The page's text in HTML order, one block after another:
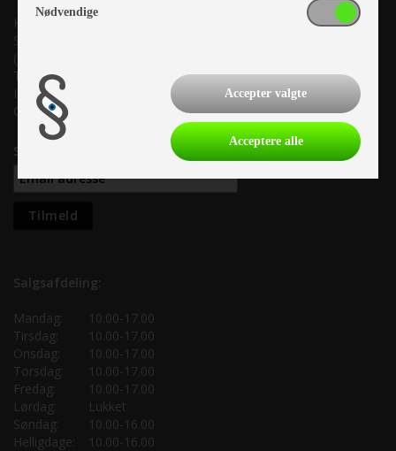
Kronjyllands Camping Center A/S
Suderholmen 10, 8960 Randers SØ
(Lige ud til Grenåvej)
Tlf. +45 87 10 98 70
Info@as-kcc.dk
CVR: 33 38 77 33
Samtykke til nyhedsbrev
Salgsafdeling:
Mandag:
10.00-17.00
Tirsdag:
10.00-17.00
Onsdag:
10.00-17.00
Torsdag:
10.00-17.00
Fredag:
10.00-17.00
Lørdag:
Lukket
Søndag:
10.00-16.00
Helligdage:
10.00-16.00
Nødvendige
Accepter valgte
Acceptere alle